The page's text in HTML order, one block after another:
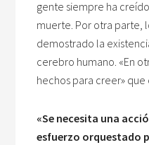
gente siempre ha
muerte. Por otra parte,
demostrado la
cerebro humano. «En
hechos para creer»
«Se necesita una
esfuerzo orquestado